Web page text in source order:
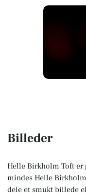
Billeder
Helle Birkholm Toft er
mindes Helle
dele et smukt billede